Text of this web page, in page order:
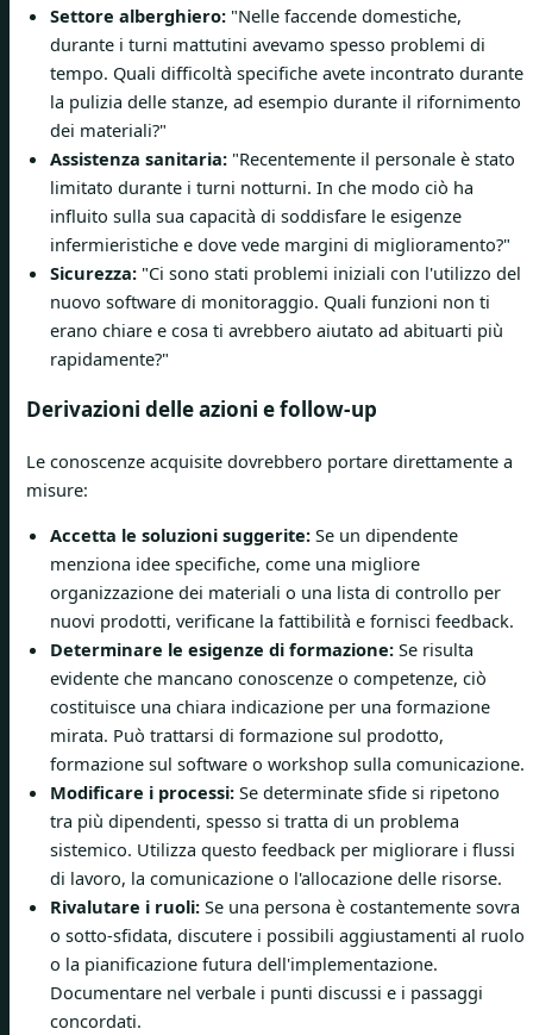
Settore alberghiero: "Nelle faccende domestiche,
durante i turni mattutini avevamo spesso problemi di
tempo. Quali difficoltà specifiche avete incontrato durante
la pulizia delle stanze, ad esempio durante il rifornimento
dei materiali?"
Assistenza sanitaria: "Recentemente il personale è stato
limitato durante i turni notturni. In che modo ciò ha
influito sulla sua capacità di soddisfare le esigenze
infermieristiche e dove vede margini di miglioramento?"
Sicurezza: "Ci sono stati problemi iniziali con l'utilizzo del
nuovo software di monitoraggio. Quali funzioni non ti
erano chiare e cosa ti avrebbero aiutato ad abituarti più
rapidamente?"
Derivazioni delle azioni e follow-up
Le conoscenze acquisite dovrebbero portare direttamente a
misure:
Accetta le soluzioni suggerite: Se un dipendente
menziona idee specifiche, come una migliore
organizzazione dei materiali o una lista di controllo per
nuovi prodotti, verificane la fattibilità e fornisci feedback.
Determinare le esigenze di formazione: Se risulta
evidente che mancano conoscenze o competenze, ciò
costituisce una chiara indicazione per una formazione
mirata. Può trattarsi di formazione sul prodotto,
formazione sul software o workshop sulla comunicazione.
Modificare i processi: Se determinate sfide si ripetono
tra più dipendenti, spesso si tratta di un problema
sistemico. Utilizza questo feedback per migliorare i flussi
di lavoro, la comunicazione o l'allocazione delle risorse.
Rivalutare i ruoli: Se una persona è costantemente sovra
o sotto-sfidata, discutere i possibili aggiustamenti al ruolo
o la pianificazione futura dell'implementazione.
Documentare nel verbale i punti discussi e i passaggi
concordati.